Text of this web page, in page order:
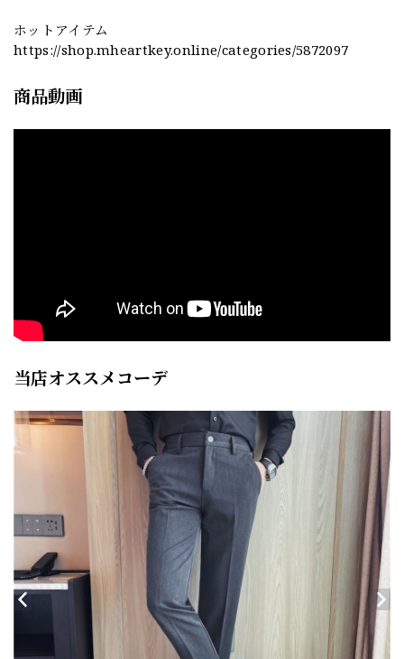
ホットアイテム
https://shop.mheartkey.online/categories/5872097
商品動画
当店オススメコーデ